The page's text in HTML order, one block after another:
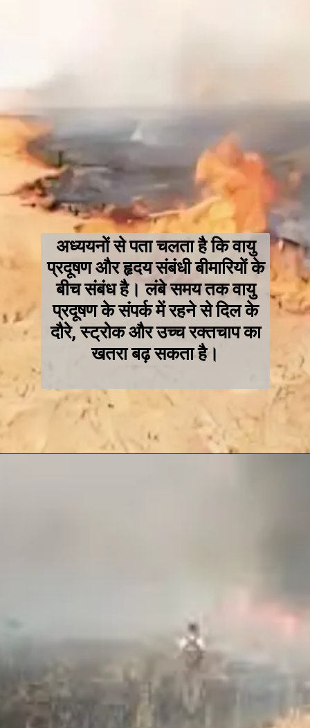
अध्ययनों से पता चलता है कि वायु
प्रदूषण और हृदय संबंधी बीमारियों के
बीच संबंध है। लंबे समय तक वायु
प्रदूषण के संपर्क में रहने से दिल के
दौरे, स्ट्रोक और उच्च रक्तचाप का
खतरा बढ़ सकता है।